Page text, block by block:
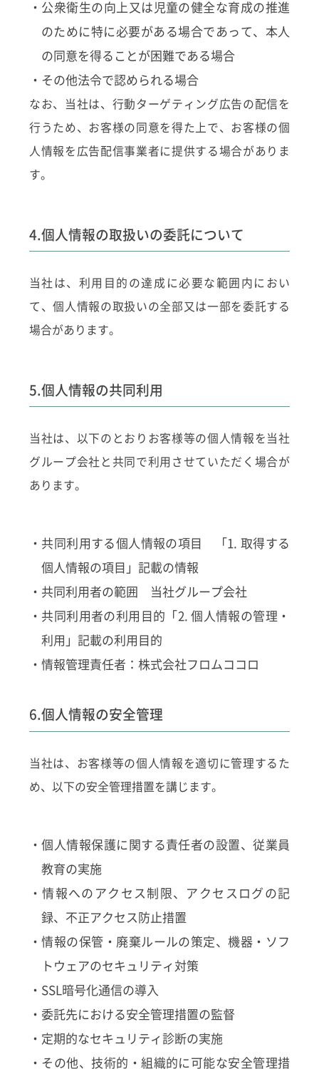
・公衆衛生の向上又は児童の健全な育成の推進
のために特に必要がある場合であって、本人
の同意を得ることが困難である場合
・その他法令で認められる場合
なお、当社は、行動ターゲティング広告の配信を
行うため、お客様の同意を得た上で、お客様の個
人情報を広告配信事業者に提供する場合がありま
す。
4.個人情報の取扱いの委託について
当社は、利用目的の達成に必要な範囲内におい
て、個人情報の取扱いの全部又は一部を委託する
場合があります。
5.個人情報の共同利用
当社は、以下のとおりお客様等の個人情報を当社
グループ会社と共同で利用させていただく場合が
あります。
・共同利用する個人情報の項目 「1. 取得する
個人情報の項目」記載の情報
・共同利用者の範囲 当社グループ会社
・共同利用者の利用目的「2. 個人情報の管理・
利用」記載の利用目的
・情報管理責任者：株式会社フロムココロ
6.個人情報の安全管理
当社は、お客様等の個人情報を適切に管理するた
め、以下の安全管理措置を講じます。
・個人情報保護に関する責任者の設置、従業員
教育の実施
・情報へのアクセス制限、アクセスログの記
録、不正アクセス防止措置
・情報の保管・廃棄ルールの策定、機器・ソフ
トウェアのセキュリティ対策
・SSL暗号化通信の導入
・委託先における安全管理措置の監督
・定期的なセキュリティ診断の実施
・その他、技術的・組織的に可能な安全管理措